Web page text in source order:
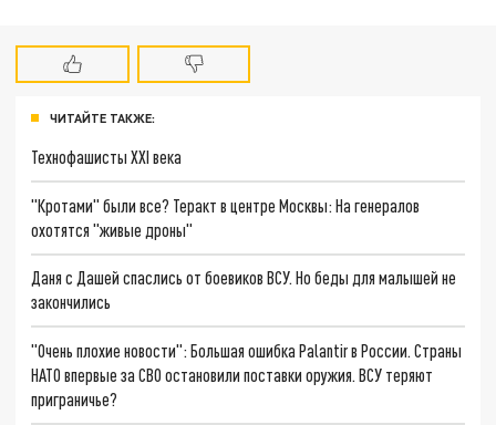
ЧИТАЙТЕ ТАКЖЕ:
Технофашисты XXI века
"Кротами" были все? Теракт в центре Москвы: На генералов
охотятся "живые дроны"
Даня с Дашей спаслись от боевиков ВСУ. Но беды для малышей не
закончились
"Очень плохие новости": Большая ошибка Palantir в России. Страны
НАТО впервые за СВО остановили поставки оружия. ВСУ теряют
приграничье?